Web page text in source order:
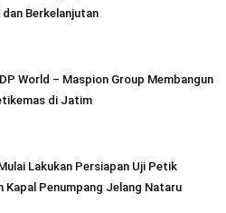
Berkelanjutan
World – Maspion Group Membangun
di Jatim
Lakukan Persiapan Uji Petik
Kapal Penumpang Jelang Nataru